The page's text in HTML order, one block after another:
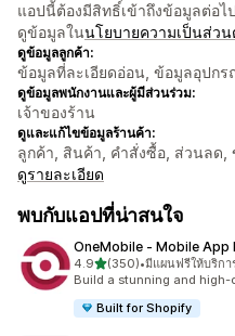
แอปนี้ต้องมีสิทธิ์เข้าถึงข้อมูลต่อ
ดูข้อมูลในนโยบายความเป็นส่วน
ดูข้อมูลลูกค้า:
ข้อมูลที่ละเอียดอ่อน, ข้อมูลอุปก
ดูข้อมูลพนักงานและผู้มีส่วนร่วม:
เจ้าของร้าน
ดูและแก้ไขข้อมูลร้านค้า:
ลูกค้า, สินค้า, คำสั่งซื้อ, ส่วนลด,
ดูรายละเอียด
พบกับแอปที่น่าสนใจ
OneMobile ‑ Mobile App
4.9เต็ม 5 ดาว
(350)
ทั้งหมด 350 รีวิว
•มีแผนฟรีให้บริกา
Build a stunning and high-
Built for Shopify